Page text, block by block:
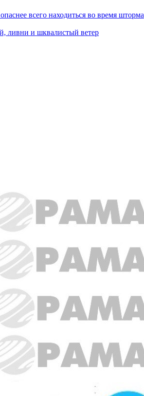
всего находиться во время шторма
ливни и шквалистый ветер